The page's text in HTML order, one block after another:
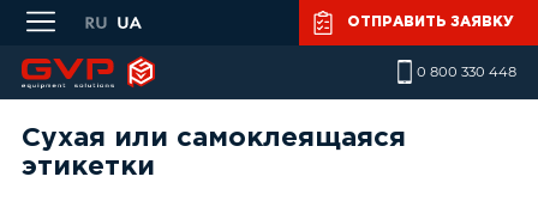
Skip to main content
ОТПРАВИТЬ ЗАЯВКУ
0 800 330 448
Сухая или самоклеящаяся
этикетки